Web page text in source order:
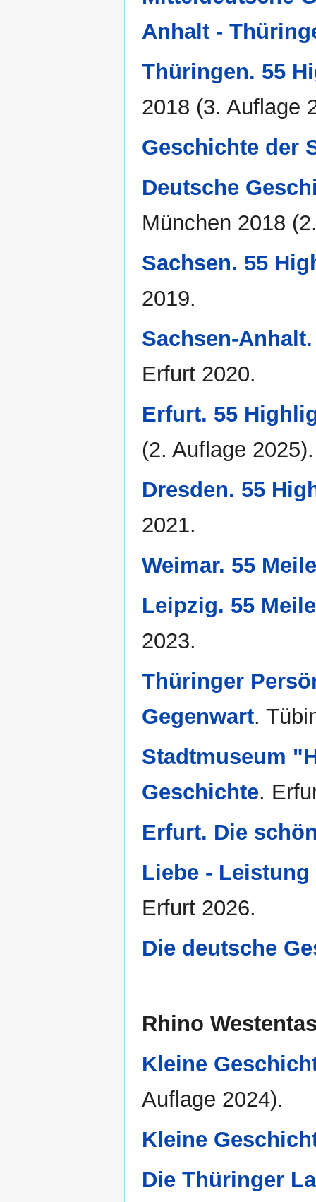
Anhalt -
Thüringen. 55
2018 (3. Auflage
Geschichte der
Deutsche
München 2018
Sachsen. 55
2019.
Sachsen-
Erfurt 2020.
Erfurt. 55
(2. Auflage 2025).
Dresden. 55
2021.
Weimar. 55
Leipzig. 55
2023.
Thüringer
Gegenwart.
Stadtmuseum
Geschichte.
Erfurt. Die
Liebe -
Erfurt 2026.
Die deutsche
Rhino
Kleine
Auflage 2024).
Kleine
Die Thüringer